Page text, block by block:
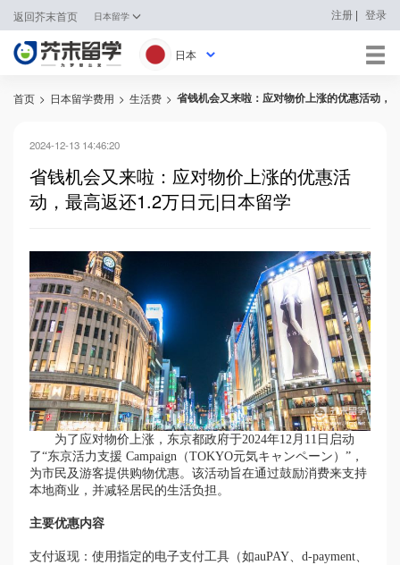
返回芥末首页 日本留学 注册 | 登录
日本
日本
英国
澳大利亚
中国香港
首页 > 日本留学费用 > 生活费 > 省钱机会又来啦：应对物价上涨的优惠活动，
2024-12-13 14:46:20
省钱机会又来啦：应对物价上涨的优惠活
动，最高返还1.2万日元|日本留学
为了应对物价上涨，东京都政府于2024年12月11日启动
了“东京活力支援 Campaign（TOKYO元気キャンペーン）”，
为市民及游客提供购物优惠。该活动旨在通过鼓励消费来支持
本地商业，并减轻居民的生活负担。
主要优惠内容
支付返现：使用指定的电子支付工具（如auPAY、d-payment、